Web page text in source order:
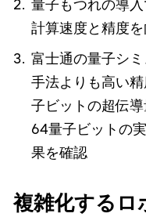
量子もつれの導入
計算速度と精度
富士通の量子シ
手法よりも高い
子ビットの超伝導
64量子ビットの
果を確認
複雑化するロ